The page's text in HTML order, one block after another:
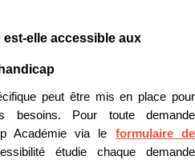
est-elle accessible aux
peut être mis en place pour
besoins. Pour toute demande
Académie via le formulaire de
étudie chaque demande